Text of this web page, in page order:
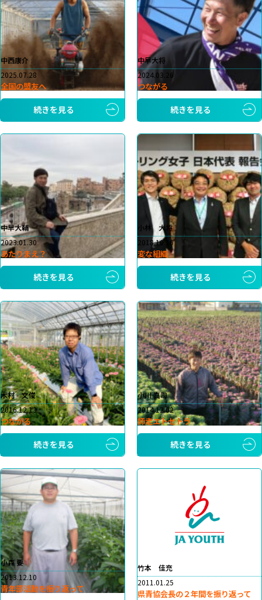
中西康介
2025.07.28
全国の盟友へ
続きを見る
中早大将
2024.03.26
つながる
続きを見る
中早大輔
2023.01.30
あたりまえ？
続きを見る
小林 大将
2018.10.16
変な組織
続きを見る
木村 文俊
2016.12.13
つながる
続きを見る
小川 真司
2014.12.02
師走エトセトラ
続きを見る
小森 要
2013.12.10
青年部活動を振り返って
竹本 佳充
2011.01.25
県青協会長の２年間を振り返って